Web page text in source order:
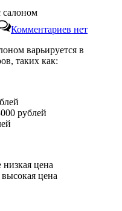
салоном
Комментариевзаписи
стоит
нет
варьируется в
таких как:
рублей
низкая цена
цена